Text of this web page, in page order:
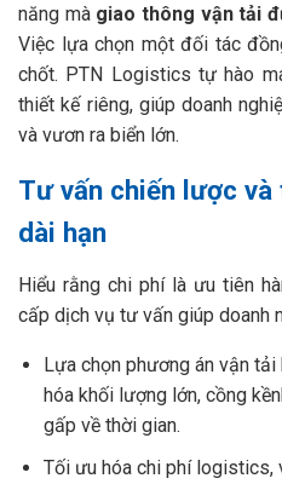
năng mà giao thông vận tải
Việc lựa chọn một đối tác
chốt. PTN Logistics tự hào
thiết kế riêng, giúp doanh
và vươn ra biển lớn.
Tư vấn chiến lược
dài hạn
Hiểu rằng chi phí là ưu tiên
cấp dịch vụ tư vấn giúp doanh
Lựa chọn phương án vận
hóa khối lượng lớn, cồng
gấp về thời gian.
Tối ưu hóa chi phí